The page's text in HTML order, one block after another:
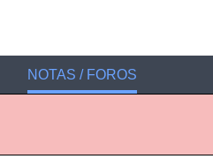
NOTAS / FOROS